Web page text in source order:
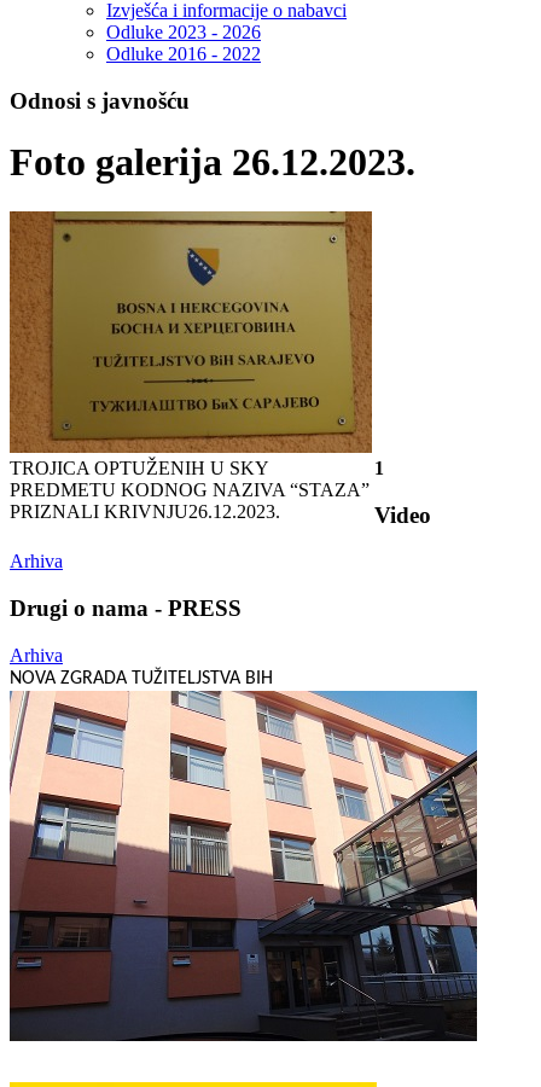
Izvješća i informacije o nabavci
Odluke 2023 - 2026
Odluke 2016 - 2022
Odnosi s javnošću
Foto galerija 26.12.2023.
TROJICA OPTUŽENIH U SKY
PREDMETU KODNOG NAZIVA “STAZA”
PRIZNALI KRIVNJU26.12.2023.
1
Video
Arhiva
Drugi o nama - PRESS
Arhiva
NOVA ZGRADA TUŽITELJSTVA BIH